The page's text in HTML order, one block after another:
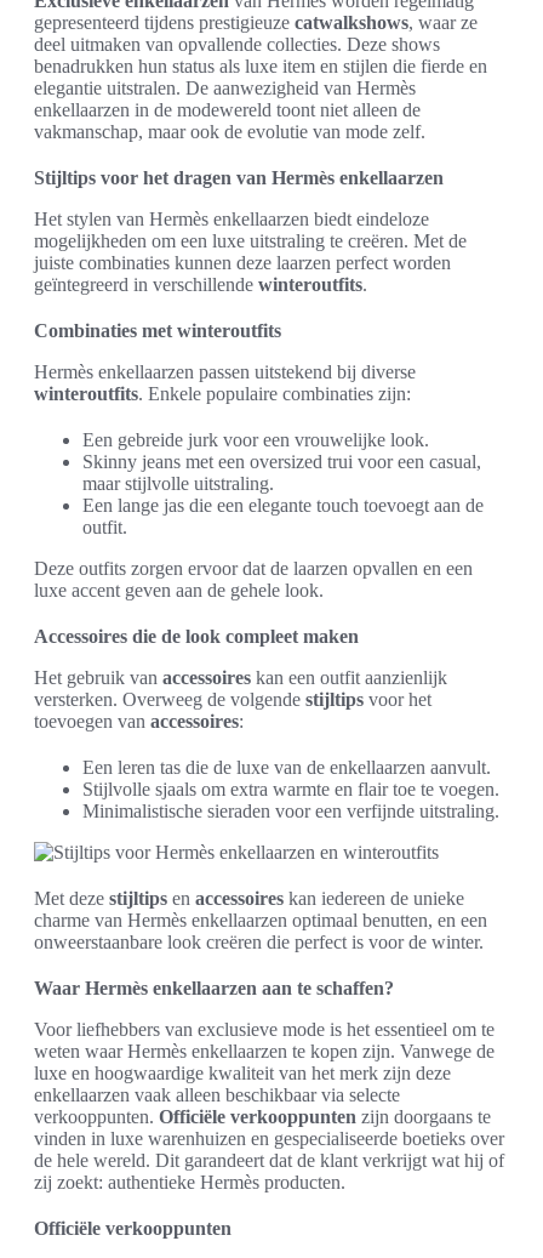
gepresenteerd tijdens prestigieuze catwalkshows, waar ze
deel uitmaken van opvallende collecties. Deze shows
benadrukken hun status als luxe item en stijlen die fierde en
elegantie uitstralen. De aanwezigheid van Hermès
enkellaarzen in de modewereld toont niet alleen de
vakmanschap, maar ook de evolutie van mode zelf.
Stijltips voor het dragen van Hermès enkellaarzen
Het stylen van Hermès enkellaarzen biedt eindeloze
mogelijkheden om een luxe uitstraling te creëren. Met de
juiste combinaties kunnen deze laarzen perfect worden
geïntegreerd in verschillende winteroutfits.
Combinaties met winteroutfits
Hermès enkellaarzen passen uitstekend bij diverse
winteroutfits. Enkele populaire combinaties zijn:
Een gebreide jurk voor een vrouwelijke look.
Skinny jeans met een oversized trui voor een casual,
maar stijlvolle uitstraling.
Een lange jas die een elegante touch toevoegt aan de
outfit.
Deze outfits zorgen ervoor dat de laarzen opvallen en een
luxe accent geven aan de gehele look.
Accessoires die de look compleet maken
Het gebruik van accessoires kan een outfit aanzienlijk
versterken. Overweeg de volgende stijltips voor het
toevoegen van accessoires:
Een leren tas die de luxe van de enkellaarzen aanvult.
Stijlvolle sjaals om extra warmte en flair toe te voegen.
Minimalistische sieraden voor een verfijnde uitstraling.
Met deze stijltips en accessoires kan iedereen de unieke
charme van Hermès enkellaarzen optimaal benutten, en een
onweerstaanbare look creëren die perfect is voor de winter.
Waar Hermès enkellaarzen aan te schaffen?
Voor liefhebbers van exclusieve mode is het essentieel om te
weten waar Hermès enkellaarzen te kopen zijn. Vanwege de
luxe en hoogwaardige kwaliteit van het merk zijn deze
enkellaarzen vaak alleen beschikbaar via selecte
verkooppunten. Officiële verkooppunten zijn doorgaans te
vinden in luxe warenhuizen en gespecialiseerde boetieks over
de hele wereld. Dit garandeert dat de klant verkrijgt wat hij of
zij zoekt: authentieke Hermès producten.
Officiële verkooppunten